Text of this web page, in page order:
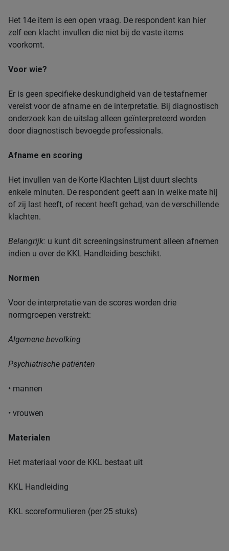
Het 14e item is een open vraag. De respondent kan hier
zelf een klacht invullen die niet bij de vaste items
voorkomt.
Voor wie?
Er is geen specifieke deskundigheid van de testafnemer
vereist voor de afname en de interpretatie. Bij diagnostisch
onderzoek kan de uitslag alleen geïnterpreteerd worden
door diagnostisch bevoegde professionals.
Afname en scoring
Het invullen van de Korte Klachten Lijst duurt slechts
enkele minuten. De respondent geeft aan in welke mate hij
of zij last heeft, of recent heeft gehad, van de verschillende
klachten.
Belangrijk: u kunt dit screeningsinstrument alleen afnemen
indien u over de KKL Handleiding beschikt.
Normen
Voor de interpretatie van de scores worden drie
normgroepen verstrekt:
Algemene bevolking
Psychiatrische patiënten
• mannen
• vrouwen
Materialen
Het materiaal voor de KKL bestaat uit
KKL Handleiding
KKL scoreformulieren (per 25 stuks)